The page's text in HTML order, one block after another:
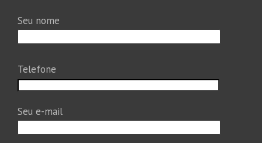
Seu nome
Telefone
Seu e-mail